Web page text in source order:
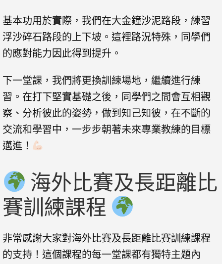
基本功用於實際，我們在大金鐘沙泥路段，練習
浮沙碎石路段的上下坡。這裡路況特殊，同學們
的應對能力因此得到提升。
下一堂課，我們將更換訓練場地，繼續進行練
習。在打下堅實基礎之後，同學們之間會互相觀
察、分析彼此的姿勢，做到知己知彼，在不斷的
交流和學習中，一步步朝著未來專業教練的目標
邁進！
海外比賽及長距離比
賽訓練課程
非常感謝大家對海外比賽及長距離比賽訓練課程
的支持！這個課程的每一堂課都有獨特主題內